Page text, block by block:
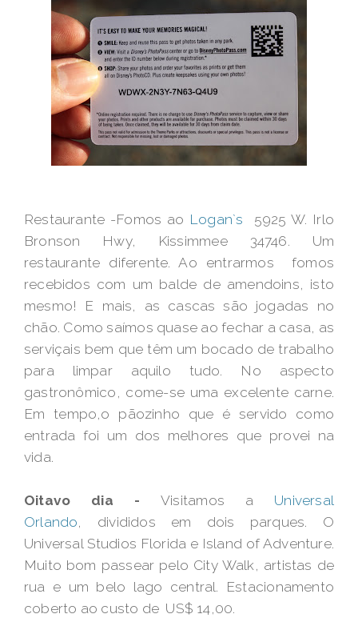
Restaurante -Fomos ao Logan`s
5925 W. Irlo
Bronson Hwy, Kissimmee 34746. Um
restaurante diferente. Ao entrarmos fomos
recebidos com um balde de amendoins, isto
mesmo! E mais, as cascas são jogadas no
chão. Como saímos quase ao fechar a casa, as
serviçais bem que têm um bocado de trabalho
para limpar aquilo tudo. No aspecto
gastronômico, come-se uma excelente carne.
Em tempo,o pãozinho que é servido como
entrada foi um dos melhores que provei na
vida.
Oitavo dia -Visitamos a Universal
Orlando, divididos em dois parques. O
Universal Studios Florida e Island of Adventure.
Muito bom passear pelo City Walk, artistas de
rua e um belo lago central. Estacionamento
coberto ao custo de US$ 14,00.